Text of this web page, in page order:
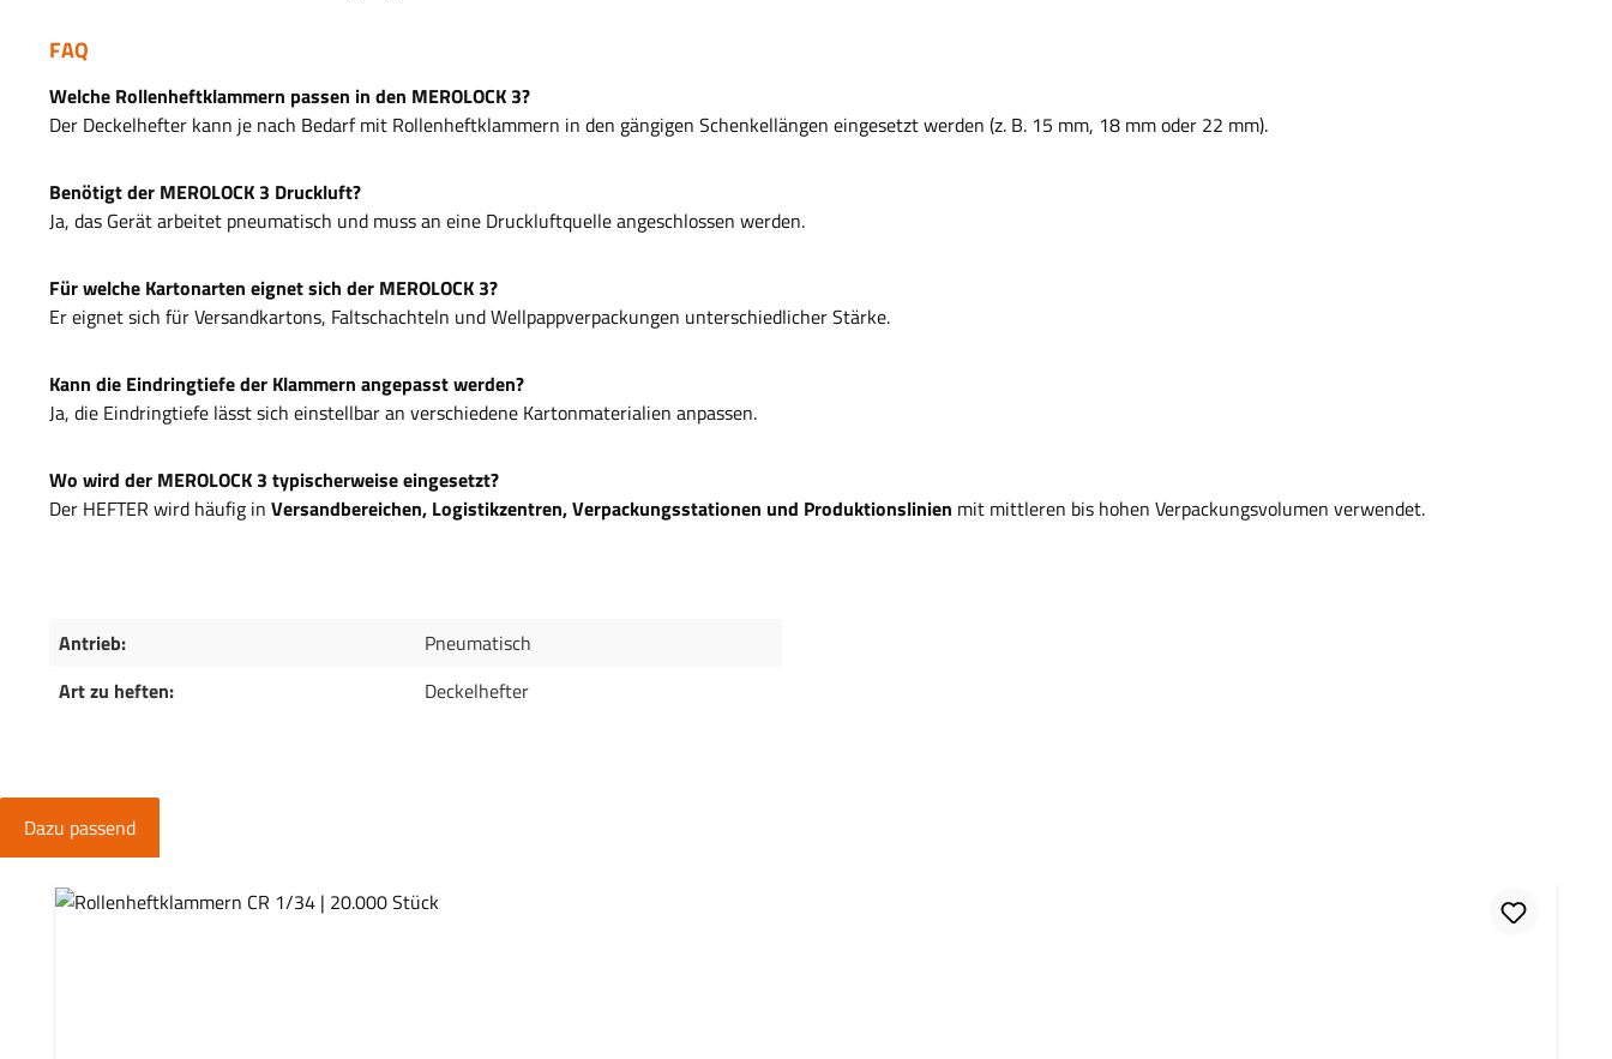
FAQ
Welche Rollenheftklammern passen in den MEROLOCK 3?
Der Deckelhefter kann je nach Bedarf mit Rollenheftklammern in den gängigen Schenkellängen eingesetzt werden (z. B. 15 mm, 18 mm oder 22 mm).
Benötigt der MEROLOCK 3 Druckluft?
Ja, das Gerät arbeitet pneumatisch und muss an eine Druckluftquelle angeschlossen werden.
Für welche Kartonarten eignet sich der MEROLOCK 3?
Er eignet sich für Versandkartons, Faltschachteln und Wellpappverpackungen unterschiedlicher Stärke.
Kann die Eindringtiefe der Klammern angepasst werden?
Ja, die Eindringtiefe lässt sich einstellbar an verschiedene Kartonmaterialien anpassen.
Wo wird der MEROLOCK 3 typischerweise eingesetzt?
Der HEFTER wird häufig in Versandbereichen, Logistikzentren, Verpackungsstationen und Produktionslinien mit mittleren bis hohen Verpackungsvolumen verwendet.
Antrieb:
Pneumatisch
Art zu heften:
Deckelhefter
Dazu passend
Produktgalerie überspringen